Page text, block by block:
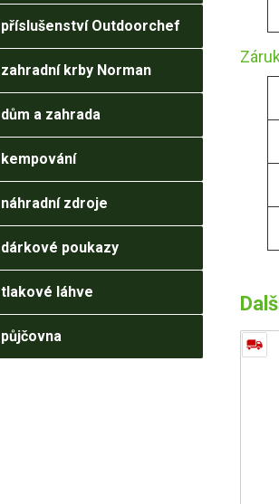
příslušenství Outdoorchef
zahradní krby Norman
dům a zahrada
kempování
náhradní zdroje
dárkové poukazy
tlakové láhve
půjčovna